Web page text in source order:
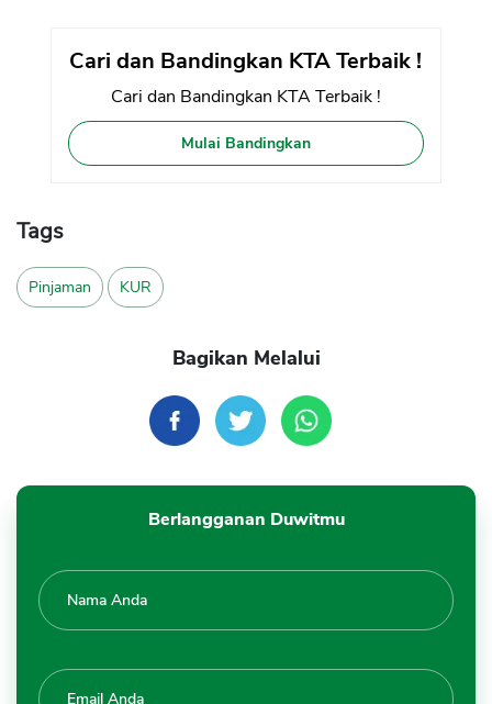
Cari dan Bandingkan KTA Terbaik !
Cari dan Bandingkan KTA Terbaik !
Mulai Bandingkan
Tags
Pinjaman KUR
Bagikan Melalui
Berlangganan Duwitmu